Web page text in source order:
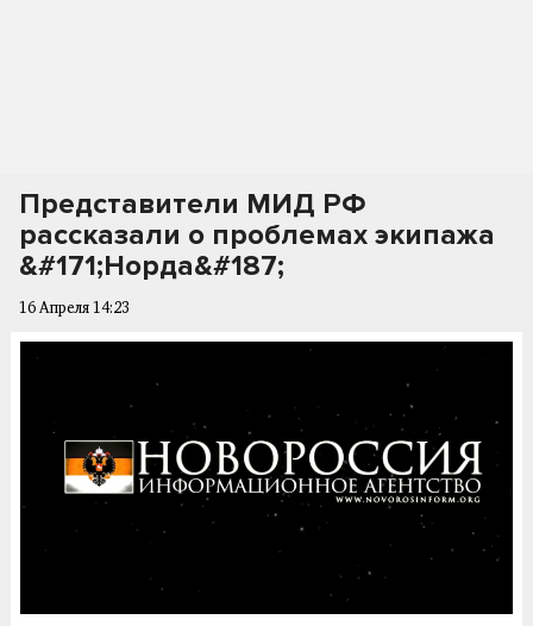
Представители МИД РФ
рассказали о проблемах экипажа
&#171;Норда&#187;
16 Апреля 14:23